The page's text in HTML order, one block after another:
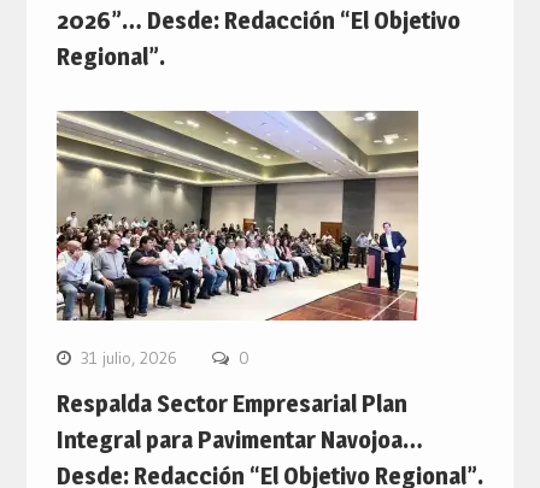
2026”… Desde: Redacción “El Objetivo
Regional”.
31 julio, 2026 0
Respalda Sector Empresarial Plan
Integral para Pavimentar Navojoa…
Desde: Redacción “El Objetivo Regional”.